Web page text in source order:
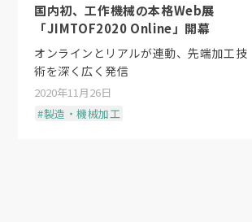
国内初、工作機械の本格Web展
「JIMTOF2020 Online」開幕
オンラインとリアルが連動、先端加工技
術を深く広く発信
2020年11月26日
#製造・機械加工